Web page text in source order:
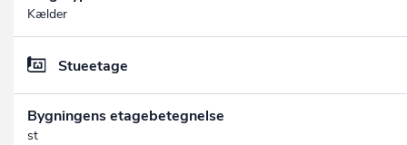
Kælder
Stueetage
Bygningens etagebetegnelse
st